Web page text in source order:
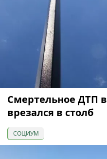
Смертельное ДТП
врезался в столб
СОЦИУМ